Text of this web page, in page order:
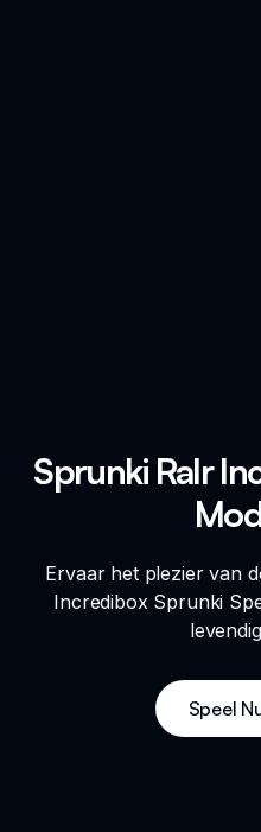
Sprunki Ralr
Ervaar het plezier van
Incredibox Sprunki
Speel